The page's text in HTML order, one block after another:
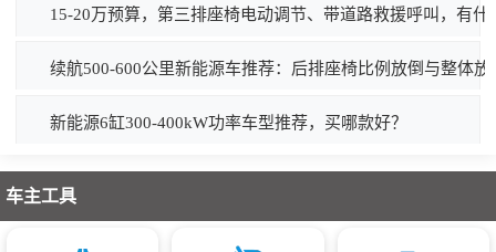
15-20万预算，第三排座椅电动调节、带道路救援呼叫，有什
续航500-600公里新能源车推荐：后排座椅比例放倒与整体
新能源6缸300-400kW功率车型推荐，买哪款好？
车主工具